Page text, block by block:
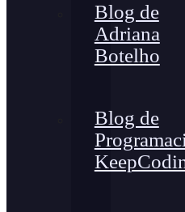
Blog de
Adriana
Botelho
Blog de